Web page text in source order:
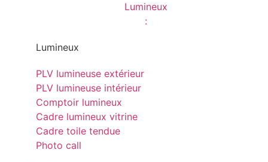
Lumineux
PLV lumineuse extérieur
PLV lumineuse intérieur
Comptoir lumineux
Cadre lumineux vitrine
Cadre toile tendue
Photo call